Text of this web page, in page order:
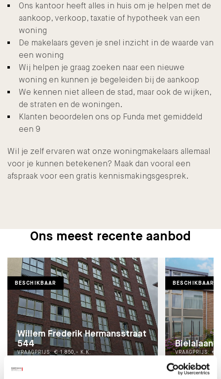
Ons kantoor heeft alles in huis om je helpen met de
aankoop, verkoop, taxatie of hypotheek van een
woning
De makelaars geven je snel inzicht in de waarde van
een woning
Wij helpen je graag zoeken naar een nieuwe
woning en kunnen je begeleiden bij de aankoop
We kennen niet alleen de stad, maar ook de wijken,
de straten en de woningen.
Klanten beoordelen ons op Funda met gemiddeld
een 9
Wil je zelf ervaren wat onze woningmakelaars allemaal
voor je kunnen betekenen? Maak dan vooral een
afspraak voor een gratis kennismakingsgesprek.
Ons meest recente aanbod
BESCHIKBAAR
Willem Frederik Hermansstraat
544
VRAAGPRIJS: € 1.850,- K.K.
BESCHIKBAAR
Bielalaan 2
VRAAGPRIJS: €